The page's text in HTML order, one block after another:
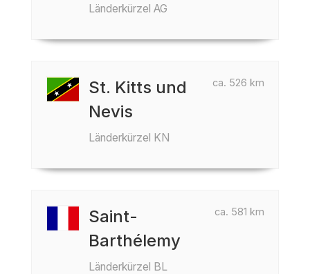
Länderkürzel AG
ca. 526 km
St. Kitts und
Nevis
Länderkürzel KN
ca. 581 km
Saint-
Barthélemy
Länderkürzel BL